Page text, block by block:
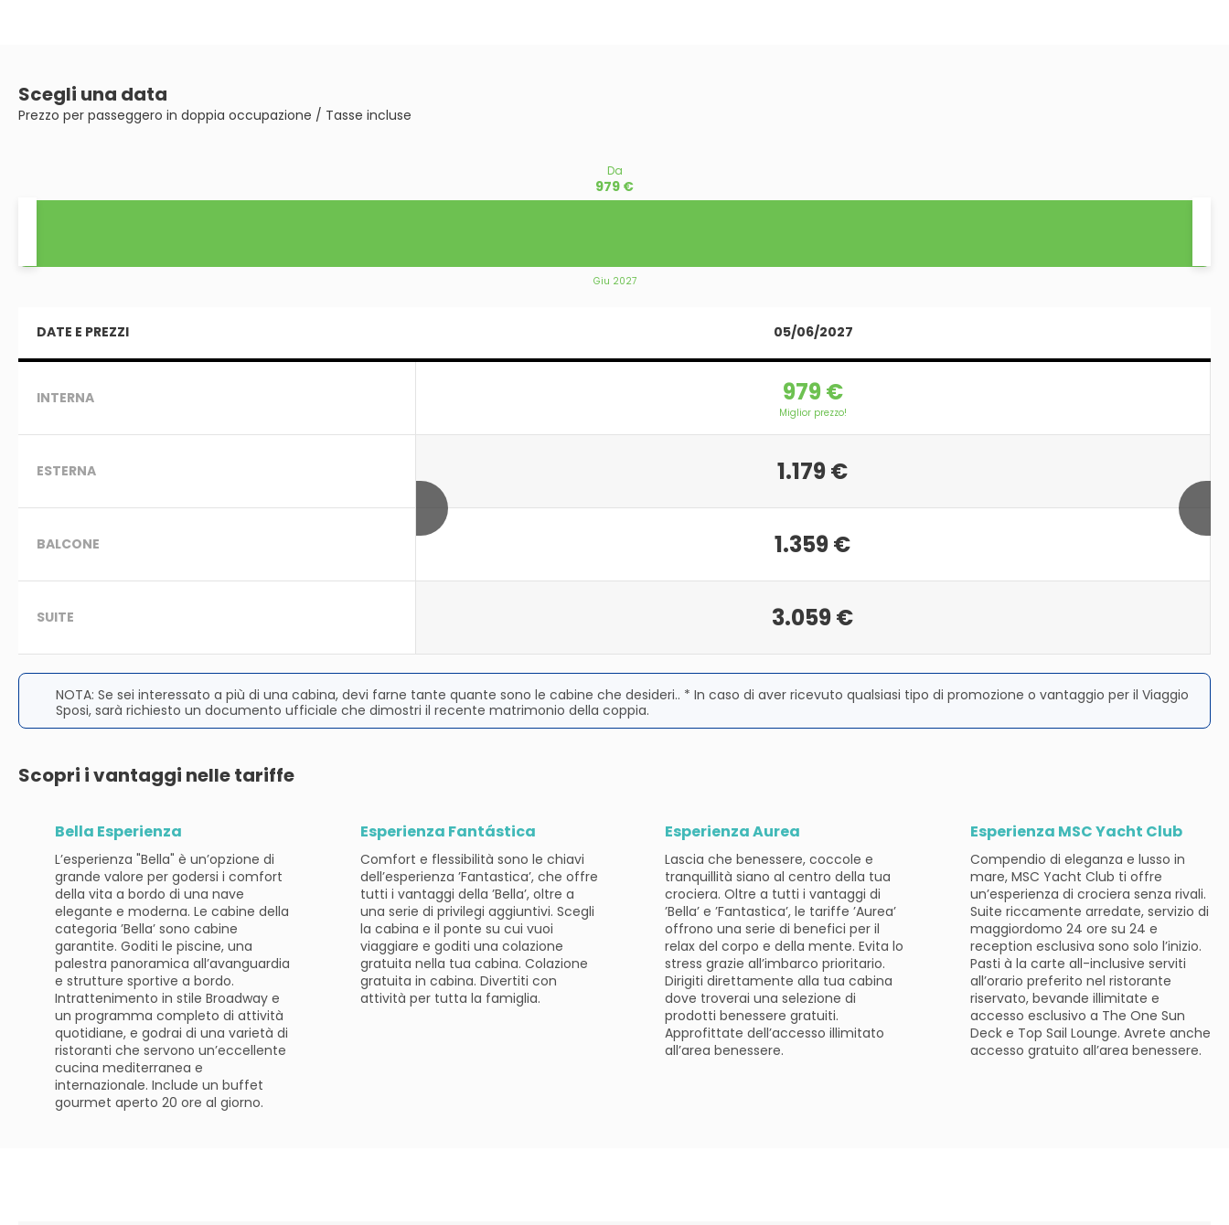
Scegli una data
Prezzo per passeggero in doppia occupazione / Tasse incluse
Da
979 €
Giu 2027
DATE E PREZZI
INTERNA
ESTERNA
BALCONE
SUITE
05/06/2027
979 €
Miglior prezzo!
1.179 €
1.359 €
3.059 €
NOTA: Se sei interessato a più di una cabina, devi farne tante quante sono le cabine che desideri.. * In caso di aver ricevuto qualsiasi tipo di promozione o vantaggio per il Viaggio
Sposi, sarà richiesto un documento ufficiale che dimostri il recente matrimonio della coppia.
Scopri i vantaggi nelle tariffe
Bella Esperienza
L’esperienza "Bella" è un’opzione di
grande valore per godersi i comfort
della vita a bordo di una nave
elegante e moderna. Le cabine della
categoria ’Bella’ sono cabine
garantite. Goditi le piscine, una
palestra panoramica all’avanguardia
e strutture sportive a bordo.
Intrattenimento in stile Broadway e
un programma completo di attività
quotidiane, e godrai di una varietà di
ristoranti che servono un’eccellente
cucina mediterranea e
internazionale. Include un buffet
gourmet aperto 20 ore al giorno.
Esperienza Fantástica
Comfort e flessibilità sono le chiavi
dell’esperienza ’Fantastica’, che offre
tutti i vantaggi della ’Bella’, oltre a
una serie di privilegi aggiuntivi. Scegli
la cabina e il ponte su cui vuoi
viaggiare e goditi una colazione
gratuita nella tua cabina. Colazione
gratuita in cabina. Divertiti con
attività per tutta la famiglia.
Esperienza Aurea
Lascia che benessere, coccole e
tranquillità siano al centro della tua
crociera. Oltre a tutti i vantaggi di
’Bella’ e ’Fantastica’, le tariffe ’Aurea’
offrono una serie di benefici per il
relax del corpo e della mente. Evita lo
stress grazie all’imbarco prioritario.
Dirigiti direttamente alla tua cabina
dove troverai una selezione di
prodotti benessere gratuiti.
Approfittate dell’accesso illimitato
all’area benessere.
Esperienza MSC Yacht Club
Compendio di eleganza e lusso in
mare, MSC Yacht Club ti offre
un’esperienza di crociera senza rivali.
Suite riccamente arredate, servizio di
maggiordomo 24 ore su 24 e
reception esclusiva sono solo l’inizio.
Pasti à la carte all-inclusive serviti
all’orario preferito nel ristorante
riservato, bevande illimitate e
accesso esclusivo a The One Sun
Deck e Top Sail Lounge. Avrete anche
accesso gratuito all’area benessere.